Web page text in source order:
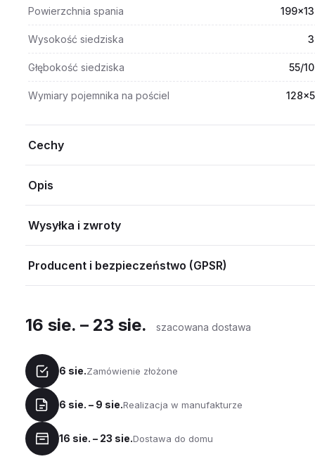
Powierzchnia spania
Wysokość siedziska
Głębokość siedziska 55/
Wymiary pojemnika na pościel
Cechy
Opis
Wysyłka i zwroty
Producent i bezpieczeństwo (GPSR)
16 sie. – 23 sie. szacowana dostawa
6 sie.Zamówienie złożone
6 sie. – 9 sie.Realizacja w manufakturze
16 sie. – 23 sie.Dostawa do domu